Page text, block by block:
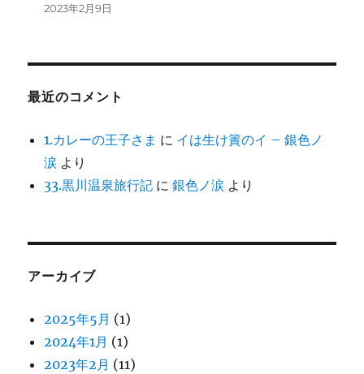
2023年2月9日
最近のコメント
1.カレーの王子さま に イは生け簀のイ – 銀色ノ
涙 より
33.黒川温泉旅行記 に銀色ノ涙 より
アーカイブ
2025年5月 (1)
2024年1月 (1)
2023年2月 (11)